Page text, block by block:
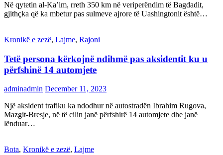
Në qytetin al-Ka’im, rreth 350 km në veriperëndim të Bagdadit,
gjithçka që ka mbetur pas sulmeve ajrore të Uashingtonit është…
Kronikë e zezë, Lajme, Rajoni
Tetë persona kërkojnë ndihmë pas aksidentit ku u
përfshinë 14 automjete
adminadmin December 11, 2023
Një aksident trafiku ka ndodhur në autostradën Ibrahim Rugova,
Mazgit-Bresje, në të cilin janë përfshirë 14 automjete dhe janë
lënduar…
Bota, Kronikë e zezë, Lajme